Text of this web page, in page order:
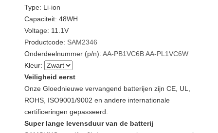
Type: Li-ion
Capaciteit: 48WH
Voltage: 11.1V
Productcode: SAM2346
Onderdeelnummer (p/n): AA-PB1VC6BAA-PL1VC6W
Kleur:
Veiligheid eerst
Onze Gloednieuwe vervangend batterijen zijn CE, UL,
ROHS, ISO9001/9002 en andere internationale
certificeringen gepasseerd.
Super lange levensduur van de batterij